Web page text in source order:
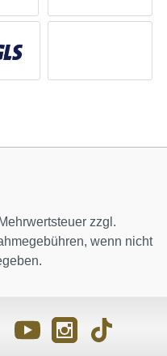
zzgl.
wenn nicht